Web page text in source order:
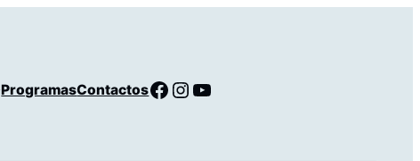
ProgramasContactosFacebook InstagramYouTube